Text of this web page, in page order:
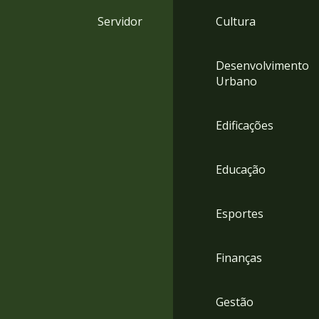
Servidor Cultura
Desenvolvimento
Urbano
Edificações
Educação
Esportes
Finanças
Gestão